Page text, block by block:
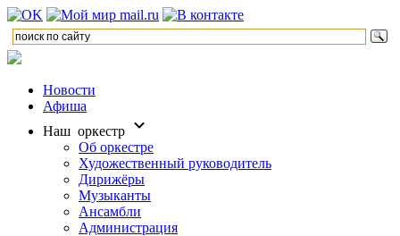
Новости
Афиша
Наш оркестр
Об оркестре
Художественный руководитель
Дирижёры
Музыканты
Ансамбли
Администрация